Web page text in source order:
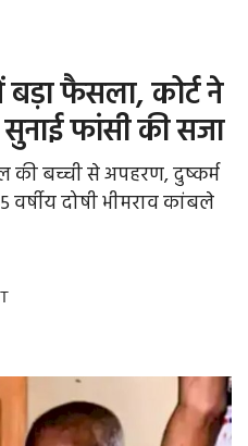
फैसला, कोर्ट ने
फांसी की सजा
की बच्ची से अपहरण, दुष्कर्म
दोषी भीमराव कांबले